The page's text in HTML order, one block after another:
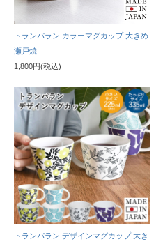
トランパラン カラーマグカップ 大きめ
瀬戸焼
1,800円(税込)
トランパラン デザインマグカップ 大き